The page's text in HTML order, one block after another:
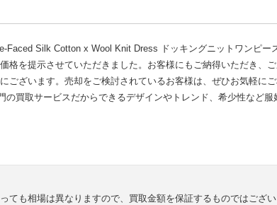
Silk Cotton x Wool Knit Dress ドッキングニットワンピー
を提示させていただきました。お客様にもご納得いただき、ご
ざいます。売却をご検討されているお客様は、ぜひお気軽にご
買取サービスだからできるデザインやトレンド、希少性など
も相場は異なりますので、買取金額を保証するものではござい